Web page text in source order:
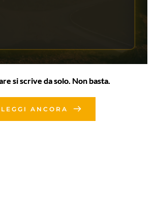
si scrive da solo. Non basta.
LEGGI ANCORA